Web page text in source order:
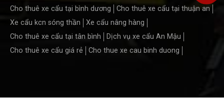
Cho thuê xe cẩu tại bình dương
Cho thuê xe cẩu tại thuận an
Xe cẩu kcn sóng thần
Xe cẩu nâng hàng
Cho thuê xe cẩu tại tân bình
Dịch vụ xe cẩu An Mậu
Cho thuê xe cẩu giá rẻ
Cho thue xe cau binh duong